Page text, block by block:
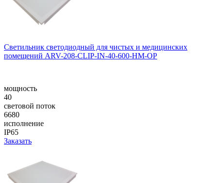
Светильник светодиодный для чистых и медицинских
помещений ARV-208-CLIP-IN-40-600-НM-OP
мощность
40
световой поток
6680
исполнение
IP65
Заказать